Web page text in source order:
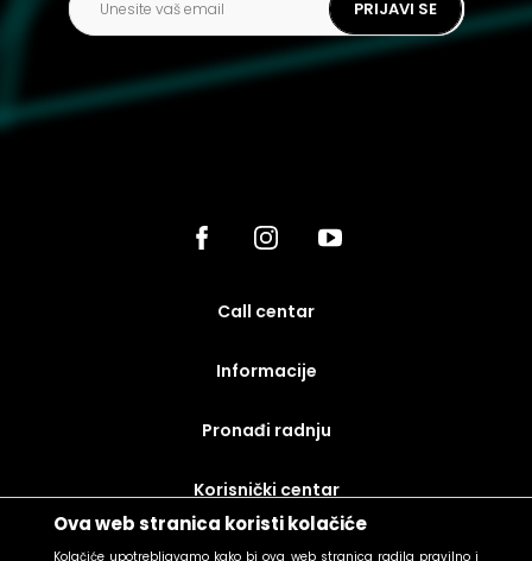
Ova web stranica koristi kolačiće
Kolačiće upotrebljavamo kako bi ova web stranica radila pravilno i
PRIJAVI SE
call centar
Informacije
Pronađi radnju
korisnički centar
uslovi prodaje